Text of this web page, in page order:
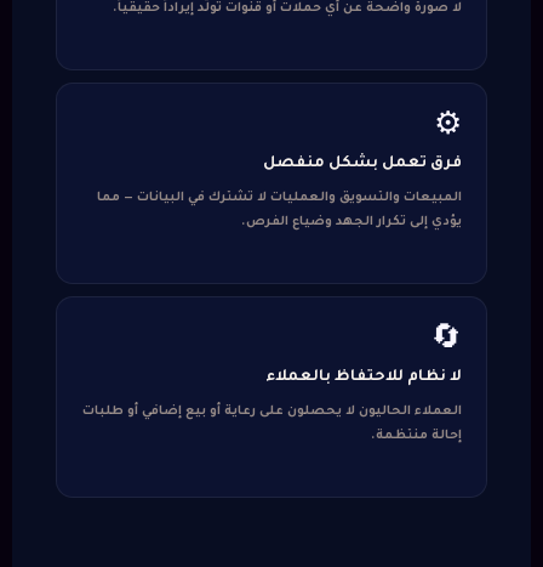
لا صورة واضحة عن أي حملات أو قنوات تولّد إيراداً حقيقياً.
⚙️
فرق تعمل بشكل منفصل
المبيعات والتسويق والعمليات لا تشترك في البيانات — مما
يؤدي إلى تكرار الجهد وضياع الفرص.
🔄
لا نظام للاحتفاظ بالعملاء
العملاء الحاليون لا يحصلون على رعاية أو بيع إضافي أو طلبات
إحالة منتظمة.